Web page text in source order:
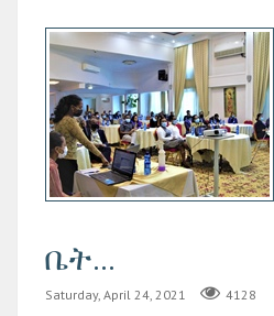
ቤት...
Saturday, April 24, 2021 4128